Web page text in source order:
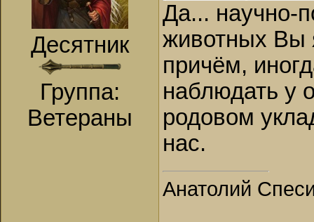
Десятник
Группа:
Ветераны
Да... научно-
животных Вы
причём,
наблюдать у
родовом
нас.
Анатолий